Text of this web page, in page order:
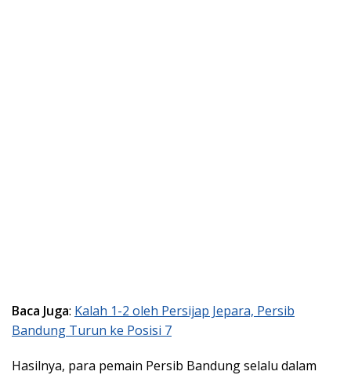
Baca Juga: Kalah 1-2 oleh Persijap Jepara, Persib
Bandung Turun ke Posisi 7
Hasilnya, para pemain Persib Bandung selalu dalam